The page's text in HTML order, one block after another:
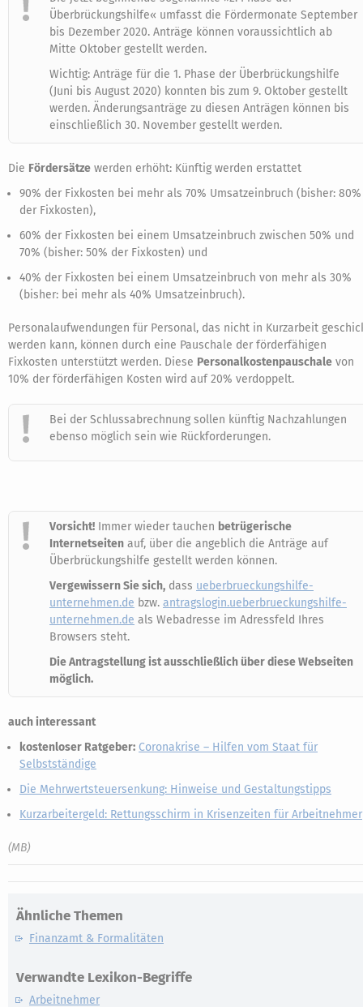
Überbrückungshilfe« umfasst die Fördermonate September
bis Dezember 2020. Anträge können voraussichtlich ab
Mitte Oktober gestellt werden.
Wichtig: Anträge für die 1. Phase der Überbrückungshilfe
(Juni bis August 2020) konnten bis zum 9. Oktober gestellt
werden. Änderungsanträge zu diesen Anträgen können bis
einschließlich 30. November gestellt werden.
Die Fördersätze werden erhöht: Künftig werden erstattet
90% der Fixkosten bei mehr als 70% Umsatzeinbruch (bisher: 80%
der Fixkosten),
60% der Fixkosten bei einem Umsatzeinbruch zwischen 50% und
70% (bisher: 50% der Fixkosten) und
40% der Fixkosten bei einem Umsatzeinbruch von mehr als 30%
(bisher: bei mehr als 40% Umsatzeinbruch).
Personalaufwendungen für Personal, das nicht in Kurzarbeit
werden kann, können durch eine Pauschale der förderfähigen
Fixkosten unterstützt werden. Diese Personalkostenpauschale von
10% der förderfähigen Kosten wird auf 20% verdoppelt.
Bei der Schlussabrechnung sollen künftig Nachzahlungen
ebenso möglich sein wie Rückforderungen.
Vorsicht! Immer wieder tauchen betrügerische
Internetseiten auf, über die angeblich die Anträge auf
Überbrückungshilfe gestellt werden können.
Vergewissern Sie sich, dass ueberbrueckungshilfe-
unternehmen.de bzw. antragslogin.ueberbrueckungshilfe-
unternehmen.de als Webadresse im Adressfeld Ihres
Browsers steht.
Die Antragstellung ist ausschließlich über diese Webseiten
möglich.
auch interessant
kostenloser Ratgeber: Coronakrise – Hilfen vom Staat für
Selbstständige
Die Mehrwertsteuersenkung: Hinweise und Gestaltungstipps
Kurzarbeitergeld: Rettungsschirm in Krisenzeiten für Arbeitnehmer
(MB)
Ähnliche Themen
Finanzamt & Formalitäten
Verwandte Lexikon-Begriffe
Arbeitnehmer